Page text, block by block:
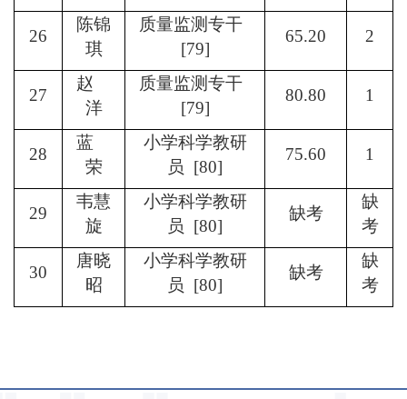
26
陈锦
琪
质量监测专干
[79]
65.20 2
27
赵
洋
质量监测专干
[79]
80.80 1
28
蓝
荣
小学科学教研
员 [80]
75.60 1
29
韦慧
旋
小学科学教研
员 [80]
缺考
缺
考
30
唐晓
昭
小学科学教研
员 [80]
缺考
缺
考